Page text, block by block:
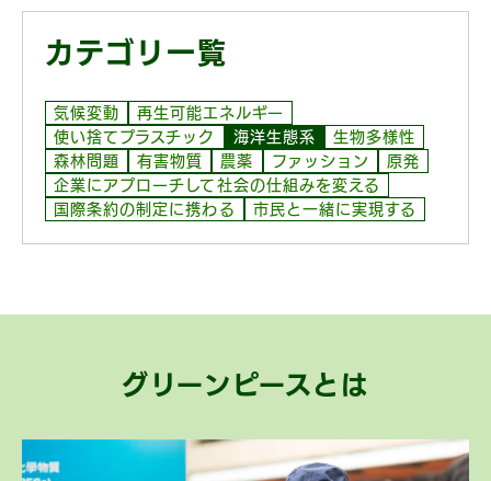
カテゴリ一覧
気候変動
再生可能エネルギー
使い捨てプラスチック
海洋生態系
生物多様性
森林問題
有害物質 農薬 ファッション
原発
企業にアプローチして社会の仕組みを変える
国際条約の制定に携わる
市民と一緒に実現する
グリーンピースとは